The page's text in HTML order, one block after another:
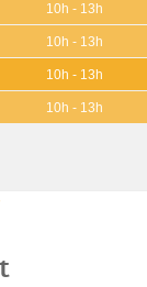
10h - 13h
10h - 13h
10h - 13h
10h - 13h